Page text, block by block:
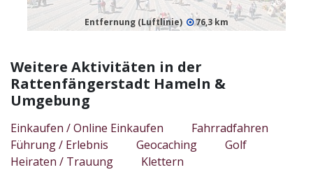
Entfernung (Luftlinie) 76,3 km
Weitere Aktivitäten in der
Rattenfängerstadt Hameln &
Umgebung
Einkaufen / Online Einkaufen
Fahrradfahren
Führung / Erlebnis
Geocaching
Golf
Heiraten / Trauung
Klettern